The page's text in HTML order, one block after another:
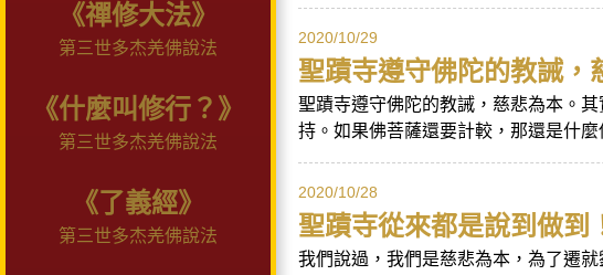
《禪修大法》
第三世多杰羌佛說法
《什麼叫修行？》
第三世多杰羌佛說法
《了義經》
第三世多杰羌佛說法
2020/10/29
聖蹟寺遵守佛陀的教誡，
聖蹟寺遵守佛陀的教誡，慈悲為本。
持。如果佛菩薩還要計較，那還是什
2020/10/28
聖蹟寺從來都是說到做到
我們說過，我們是慈悲為本，為了遷